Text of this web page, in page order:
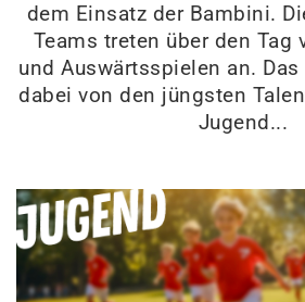
dem Einsatz der Bambini.
Teams treten über den Tag
und Auswärtsspielen an.
dabei von den jüngsten
Jugend...